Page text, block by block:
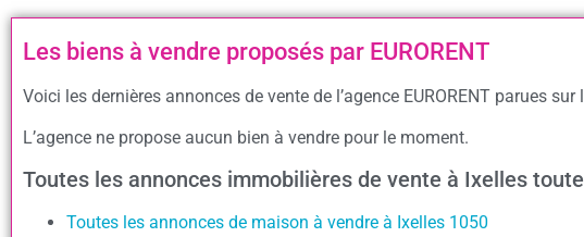
Les biens à vendre proposés par EURORENT
Voici les dernières annonces de vente de l’agence EURORENT parues
L’agence ne propose aucun bien à vendre pour le moment.
Toutes les annonces immobilières de vente à Ixelles
Toutes les annonces de maison à vendre à Ixelles 1050